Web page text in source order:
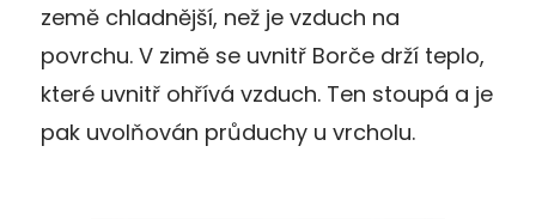
země chladnější, než je vzduch na
povrchu. V zimě se uvnitř Borče drží teplo,
které uvnitř ohřívá vzduch. Ten stoupá a je
pak uvolňován průduchy u vrcholu.